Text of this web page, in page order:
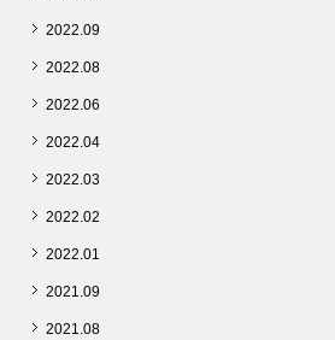
2022.09
2022.08
2022.06
2022.04
2022.03
2022.02
2022.01
2021.09
2021.08